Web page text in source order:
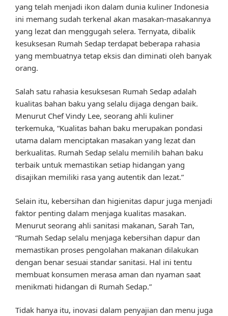
yang telah menjadi ikon dalam dunia kuliner Indonesia
ini memang sudah terkenal akan masakan-masakannya
yang lezat dan menggugah selera. Ternyata, dibalik
kesuksesan Rumah Sedap terdapat beberapa rahasia
yang membuatnya tetap eksis dan diminati oleh banyak
orang.
Salah satu rahasia kesuksesan Rumah Sedap adalah
kualitas bahan baku yang selalu dijaga dengan baik.
Menurut Chef Vindy Lee, seorang ahli kuliner
terkemuka, “Kualitas bahan baku merupakan pondasi
utama dalam menciptakan masakan yang lezat dan
berkualitas. Rumah Sedap selalu memilih bahan baku
terbaik untuk memastikan setiap hidangan yang
disajikan memiliki rasa yang autentik dan lezat.”
Selain itu, kebersihan dan higienitas dapur juga menjadi
faktor penting dalam menjaga kualitas masakan.
Menurut seorang ahli sanitasi makanan, Sarah Tan,
“Rumah Sedap selalu menjaga kebersihan dapur dan
memastikan proses pengolahan makanan dilakukan
dengan benar sesuai standar sanitasi. Hal ini tentu
membuat konsumen merasa aman dan nyaman saat
menikmati hidangan di Rumah Sedap.”
Tidak hanya itu, inovasi dalam penyajian dan menu juga